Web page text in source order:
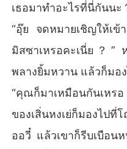
ถึงเพิ่งรู้ว่า ภรรยาที่เขาดูถู
ตำนานที่ทุกคนในวงการแพ
เป็นเขาต่างหากที่ไม่คู่ควร
ต่อมาเขาได้เห็นกับตา หัว
รป ลี่เฉิงเซียว กอดสวี่จืออวี๋
ในดวงตาของชายคนนั้นมีแ
เธอมาทำอะไรที่นี่กันนะ
“อุ๊ย จดหมายเชิญให้เข้
มิสซาเหรอคะเนี่ย？”
พลางยิ้มหวาน แล้วก็มอ
“คุณก็มาเหมือนกันเหร
ของเสิ่นหงเย่ก็มองไปที่
ออวี๋ แล้วเขาก็รีบเบือนห